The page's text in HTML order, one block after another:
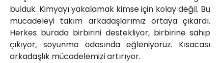
bulduk. Kimyayı yakalamak kimse için kolay değil. Bu
mücadeleyi takım arkadaşlarımız ortaya çıkardı.
Herkes burada birbirini destekliyor, birbirine sahip
çıkıyor, soyunma odasında eğleniyoruz. Kısacası
arkadaşlık mücadelemizi artırıyor.